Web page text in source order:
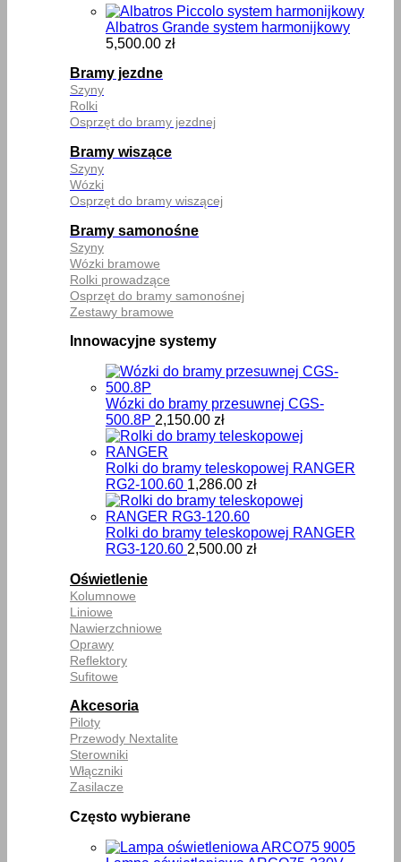
Albatros Grande system harmonijkowy
5,500.00 zł
Bramy jezdne
Szyny
Rolki
Osprzęt do bramy jezdnej
Bramy wiszące
Szyny
Wózki
Osprzęt do bramy wiszącej
Bramy samonośne
Szyny
Wózki bramowe
Rolki prowadzące
Osprzęt do bramy samonośnej
Zestawy bramowe
Innowacyjne systemy
Wózki do bramy przesuwnej CGS-
500.8P 2,150.00 zł
Rolki do bramy teleskopowej RANGER
RG2-100.60 1,286.00 zł
Rolki do bramy teleskopowej RANGER
RG3-120.60 2,500.00 zł
Oświetlenie
Kolumnowe
Liniowe
Nawierzchniowe
Oprawy
Reflektory
Sufitowe
Akcesoria
Piloty
Przewody Nextalite
Sterowniki
Włączniki
Zasilacze
Często wybierane